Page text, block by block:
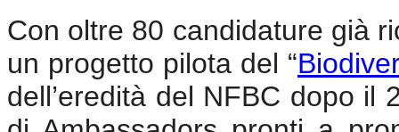
Con oltre 80 candidature già
un progetto pilota del “
dell’eredità del NFBC dopo